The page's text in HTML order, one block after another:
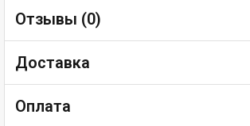
Отзывы (0)
Доставка
Оплата